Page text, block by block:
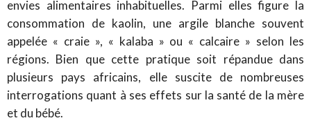
envies alimentaires inhabituelles. Parmi elles figure la
consommation de kaolin, une argile blanche souvent
appelée « craie », « kalaba » ou « calcaire » selon les
régions. Bien que cette pratique soit répandue dans
plusieurs pays africains, elle suscite de nombreuses
interrogations quant à ses effets sur la santé de la mère
et du bébé.